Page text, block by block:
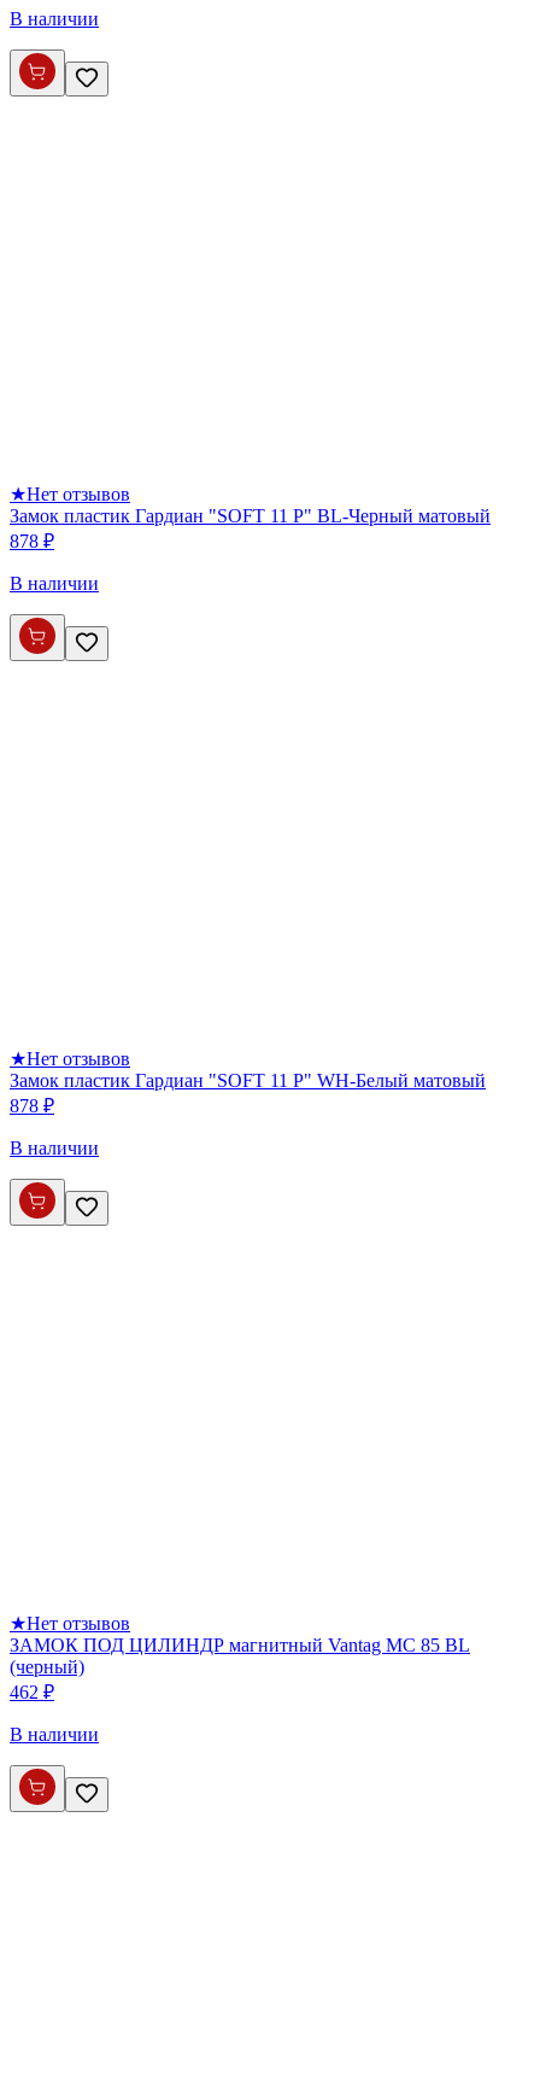
В наличии
★Нет отзывов
Замок пластик Гардиан "SOFT 11 P" BL-Черный матовый
878 ₽
В наличии
★Нет отзывов
Замок пластик Гардиан "SOFT 11 P" WH-Белый матовый
878 ₽
В наличии
★Нет отзывов
ЗАМОК ПОД ЦИЛИНДР магнитный Vantag МС 85 BL
(черный)
462 ₽
В наличии